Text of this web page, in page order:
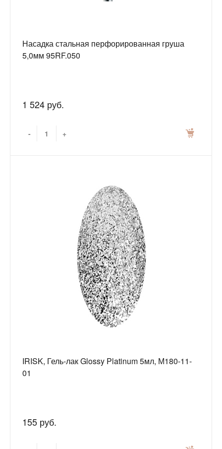
Насадка стальная перфорированная груша
5,0мм 95RF.050
1 524 руб.
- +
IRISK, Гель-лак Glossy Platinum 5мл, М180-11-
01
155 руб.